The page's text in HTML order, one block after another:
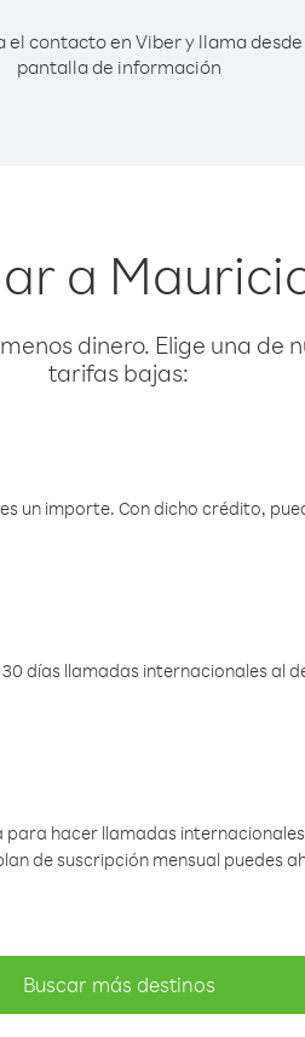
el contacto en Viber y llama desde
pantalla de información
a
dinero. Elige una de
tarifas bajas:
un importe. Con dicho crédito,
días llamadas internacionales al
hacer llamadas
de suscripción mensual puedes
Buscar más destinos